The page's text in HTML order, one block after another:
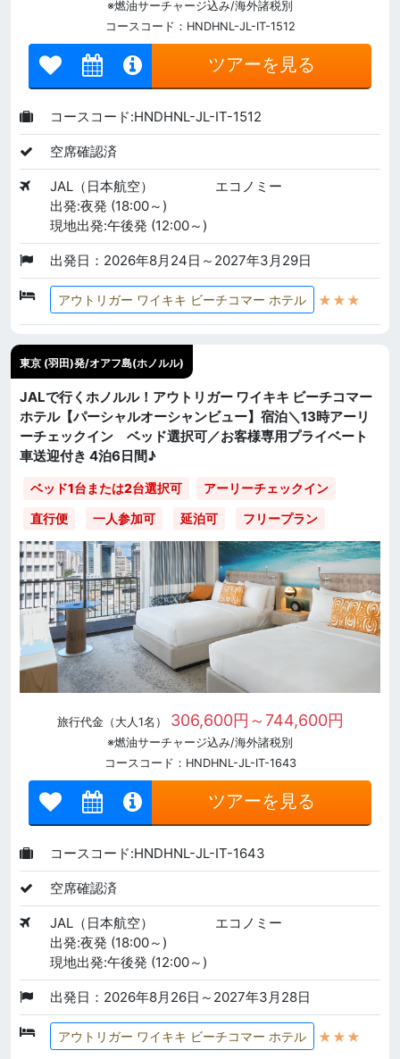
※燃油サーチャージ込み/海外諸税別
コースコード：HNDHNL-JL-IT-1512
ツアーを見る
コースコード:HNDHNL-JL-IT-1512
空席確認済
JAL（日本航空）
エコノミー
出発:夜発 (18:00～)
現地出発:午後発 (12:00～)
出発日：2026年8月24日～2027年3月29日
アウトリガー ワイキキ ビーチコマー ホテル ★★★
東京 (羽田)発/オアフ島(ホノルル)
JALで行くホノルル！アウトリガー ワイキキ ビーチコマー
ホテル【パーシャルオーシャンビュー】宿泊＼13時アーリ
ーチェックイン ベッド選択可／お客様専用プライベート
車送迎付き 4泊6日間♪
ベッド1台または2台選択可
アーリーチェックイン
直行便
一人参加可 延泊可 フリープラン
旅行代金（大人1名） 306,600円～744,600円
※燃油サーチャージ込み/海外諸税別
コースコード：HNDHNL-JL-IT-1643
ツアーを見る
コースコード:HNDHNL-JL-IT-1643
空席確認済
JAL（日本航空）
エコノミー
出発:夜発 (18:00～)
現地出発:午後発 (12:00～)
出発日：2026年8月26日～2027年3月28日
アウトリガー ワイキキ ビーチコマー ホテル ★★★